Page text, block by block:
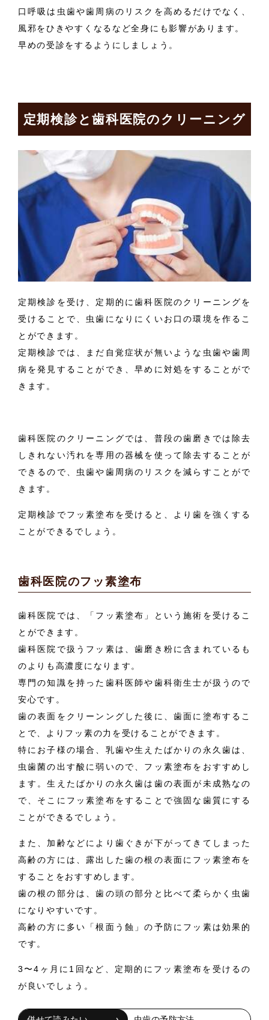
口呼吸は虫歯や歯周病のリスクを高めるだけでなく、
風邪をひきやすくなるなど全身にも影響があります。
早めの受診をするようにしましょう。
定期検診と歯科医院のクリーニング
定期検診を受け、定期的に歯科医院のクリーニングを
受けることで、虫歯になりにくいお口の環境を作るこ
とができます。
定期検診では、まだ自覚症状が無いような虫歯や歯周
病を発見することができ、早めに対処をすることがで
きます。
歯科医院のクリーニングでは、普段の歯磨きでは除去
しきれない汚れを専用の器械を使って除去することが
できるので、虫歯や歯周病のリスクを減らすことがで
きます。
定期検診でフッ素塗布を受けると、より歯を強くする
ことができるでしょう。
歯科医院のフッ素塗布
歯科医院では、「フッ素塗布」という施術を受けるこ
とができます。
歯科医院で扱うフッ素は、歯磨き粉に含まれているも
のよりも高濃度になります。
専門の知識を持った歯科医師や歯科衛生士が扱うので
安心です。
歯の表面をクリーンングした後に、歯面に塗布するこ
とで、よりフッ素の力を受けることができます。
特にお子様の場合、乳歯や生えたばかりの永久歯は、
虫歯菌の出す酸に弱いので、フッ素塗布をおすすめし
ます。生えたばかりの永久歯は歯の表面が未成熟なの
で、そこにフッ素塗布をすることで強固な歯質にする
ことができるでしょう。
また、加齢などにより歯ぐきが下がってきてしまった
高齢の方には、露出した歯の根の表面にフッ素塗布を
することをおすすめします。
歯の根の部分は、歯の頭の部分と比べて柔らかく虫歯
になりやすいです。
高齢の方に多い「根面う蝕」の予防にフッ素は効果的
です。
3〜4ヶ月に1回など、定期的にフッ素塗布を受けるの
が良いでしょう。